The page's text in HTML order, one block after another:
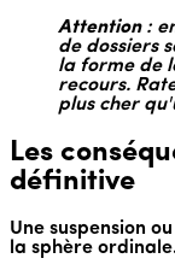
Attention:
de dossiers
la forme de
recours.
plus cher
Les
définitive
Une suspension
la sphère